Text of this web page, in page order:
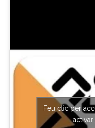
Feu clic per